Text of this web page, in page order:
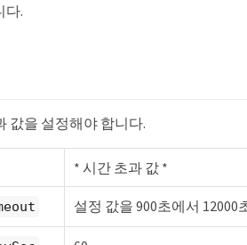
다.
값을 설정해야 합니다.
* 시간 초과 값 *
설정 값을 900초에서 12000